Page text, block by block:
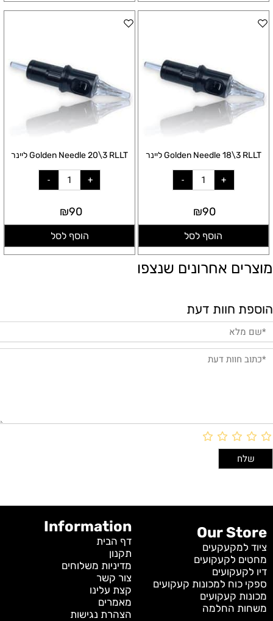
Golden Needle 18\3 RLLT ליינר
₪90
הוסף לסל
Golden Needle 20\3 RLLT ליינר
₪90
הוסף לסל
מוצרים אחרונים שנצפו
הוספת חוות דעת
Our Store
ציוד למקעקעים
מחטים לקעקועים
דיו לקעקועים
ספקי כוח למכונות קעקועים
מכונות קעקועים
משחות החלמה
Information
דף הבית
תקנון
מדיניות משלוחים
צור קשר
קצת עלינו
מאמרים
הצהרת נגישות